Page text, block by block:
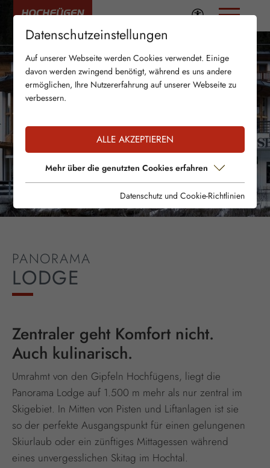
PANORAMA
LODGE
Zentraler geht Komfort nicht.
Auch kulinarisch.
Umrahmt von den Gipfeln Hochfügens, liegt die
Panorama Lodge auf 1.500 m mehr als nur zentral im
Skigebiet. In Mitten von Pisten und Liftanlagen ist sie
so der perfekte Ausgangspunkt für einen gelungenen
Skiurlaub oder ein zünftiges Mittagessen während
eines unvergesslichen Skitag im Hochtal.
Datenschutzeinstellungen
Auf unserer Webseite werden Cookies verwendet. Einige
davon werden zwingend benötigt, während es uns andere
ermöglichen, Ihre Nutzererfahrung auf unserer Webseite zu
verbessern.
ALLE AKZEPTIEREN
Mehr über die genutzten Cookies erfahren
Datenschutz und Cookie-Richtlinien